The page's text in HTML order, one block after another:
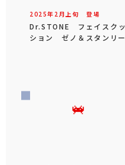
2025年 2 月 上旬 登場
Dr.STONE フェイスクッ
ション ゼノ＆スタンリー